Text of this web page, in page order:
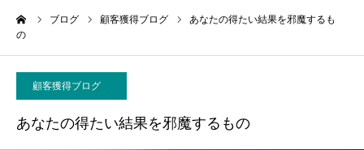
ブログ 顧客獲得ブログ
あなたの得たい結果を邪魔するも
の
顧客獲得ブログ
あなたの得たい結果を邪魔するもの